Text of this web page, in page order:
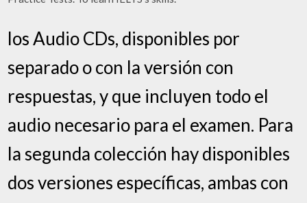
los Audio CDs, disponibles por
separado o con la versión con
respuestas, y que incluyen todo el
audio necesario para el examen. Para
la segunda colección hay disponibles
dos versiones específicas, ambas con